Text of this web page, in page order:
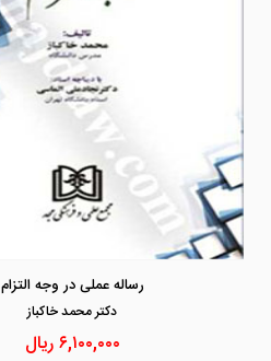
رساله عملی در وجه التزام
دكتر محمد خاكباز
۶,۱۰۰,۰۰۰ریال